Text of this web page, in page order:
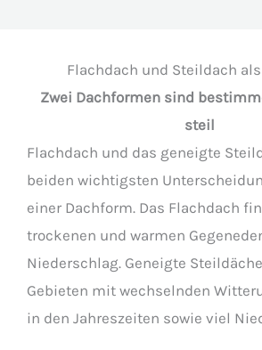
Flachdach und Steildach
Zwei Dachformen sind
steil
Flachdach und das geneigte
beiden wichtigsten
einer Dachform. Das Flachdach
trockenen und warmen
Niederschlag. Geneigte
Gebieten mit wechselnden
in den Jahreszeiten sowie viel